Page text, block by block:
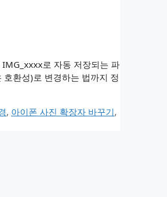
IMG_xxxx로 자동 저장되는 파
환성)로 변경하는 법까지 정
, 아이폰 사진 확장자 바꾸기,